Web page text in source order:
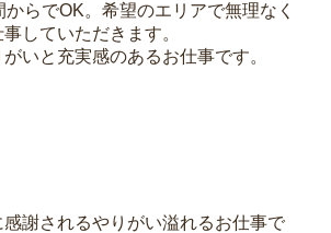
らでOK。希望のエリアで無理なく
していただきます。
いと充実感のあるお仕事です。
謝されるやりがい溢れるお仕事で